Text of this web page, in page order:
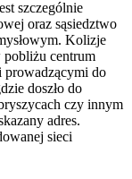
szczególnie
oraz sąsiedztwo
Kolizje
pobliżu centrum
prowadzącymi do
doszło do
czy innym
adres.
sieci